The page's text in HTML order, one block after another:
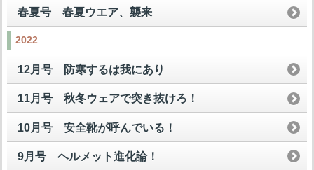
春夏号 春夏ウエア、襲来
2022
12月号 防寒するは我にあり
11月号 秋冬ウェアで突き抜けろ！
10月号 安全靴が呼んでいる！
9月号 ヘルメット進化論！